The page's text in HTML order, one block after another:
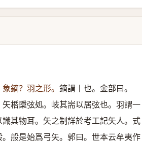
象鏑？羽之形。 鏑謂丨也。金部曰。
桰檃弦処。岐其耑以居弦也。羽謂一
其物耳。矢之制詳於考工記矢人。式
般是始爲弓矢。郭曰。世本云牟夷作